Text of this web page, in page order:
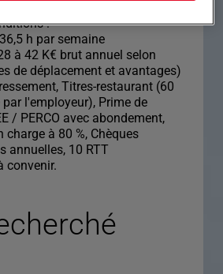
:
h par semaine
à 42 K€ brut annuel selon
de déplacement et avantages)
Titres-restaurant (60
par l'employeur), Prime de
/ PERCO avec abondement,
charge à 80 %, Chèques
annuelles, 10 RTT
convenir.